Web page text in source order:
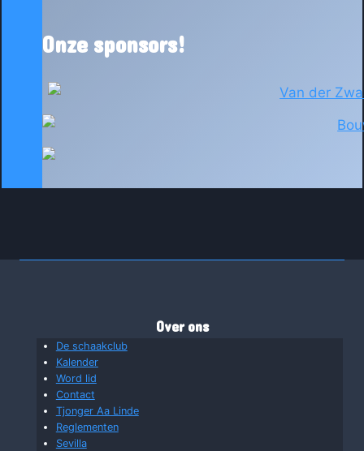
Onze sponsors!
Over ons
De schaakclub
Kalender
Word lid
Contact
Tjonger Aa Linde
Reglementen
Sevilla